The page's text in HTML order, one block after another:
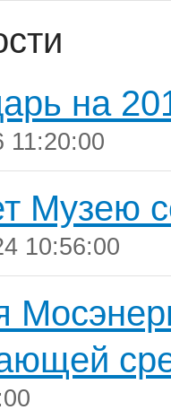
на
11:20:00
Музею
10:56:00